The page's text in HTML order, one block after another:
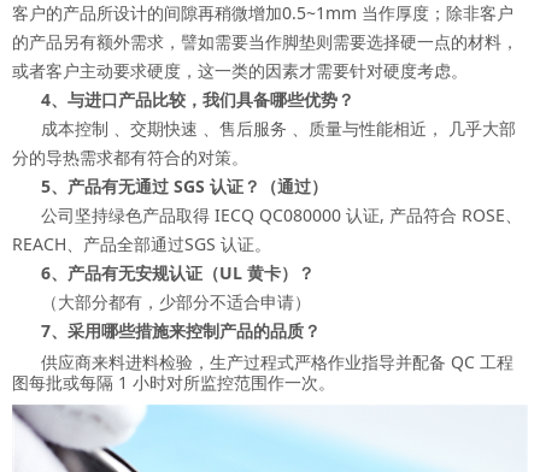
客户的产品所设计的间隙再稍微增加0.5~1mm 当作厚度；除非客户
的产品另有额外需求，譬如需要当作脚垫则需要选择硬一点的材料，
或者客户主动要求硬度，这一类的因素才需要针对硬度考虑。
4、与进口产品比较，我们具备哪些优势？
成本控制 、交期快速 、售后服务 、质量与性能相近， 几乎大部
分的导热需求都有符合的对策。
5、产品有无通过 SGS 认证？（通过）
公司坚持绿色产品取得 IECQ QC080000 认证, 产品符合 ROSE、
REACH、产品全部通过SGS 认证。
6、产品有无安规认证（UL 黄卡）？
（大部分都有，少部分不适合申请）
7、采用哪些措施来控制产品的品质？
供应商来料进料检验，生产过程式严格作业指导并配备 QC 工程
图每批或每隔 1 小时对所监控范围作一次。